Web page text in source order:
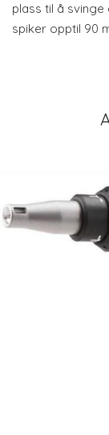
plass til å
spiker opptil 90